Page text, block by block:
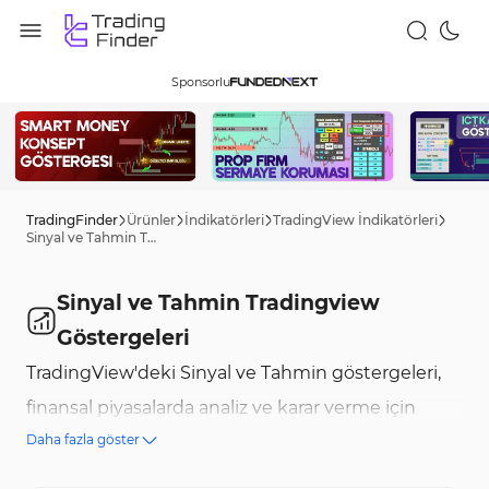
Sponsorlu
TradingFinder Ürünler İndikatörleri TradingView İndikatörleri
Sinyal ve Tahmin Tradingview Göstergeleri
Sinyal ve Tahmin Tradingview
Göstergeleri
TradingView'deki Sinyal ve Tahmin göstergeleri,
finansal piyasalarda analiz ve karar verme için
temel araçlardır. Bu göstergeler, size doğru ticaret
Daha fazla göster